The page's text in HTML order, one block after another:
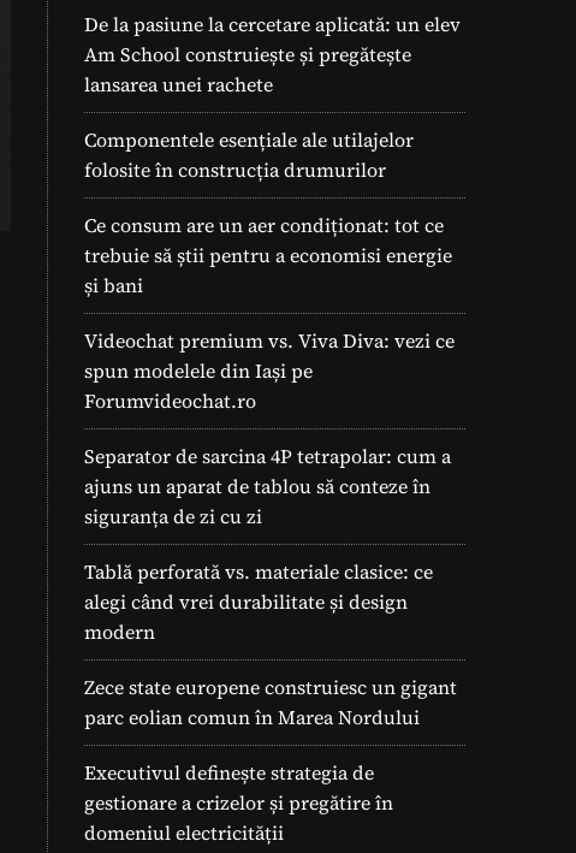
De la pasiune la cercetare aplicată: un elev
Am School construiește și pregătește
lansarea unei rachete
Componentele esențiale ale utilajelor
folosite în construcția drumurilor
Ce consum are un aer condiționat: tot ce
trebuie să știi pentru a economisi energie
și bani
Videochat premium vs. Viva Diva: vezi ce
spun modelele din Iași pe
Forumvideochat.ro
Separator de sarcina 4P tetrapolar: cum a
ajuns un aparat de tablou să conteze în
siguranța de zi cu zi
Tablă perforată vs. materiale clasice: ce
alegi când vrei durabilitate și design
modern
Zece state europene construiesc un gigant
parc eolian comun în Marea Nordului
Executivul definește strategia de
gestionare a crizelor și pregătire în
domeniul electricității